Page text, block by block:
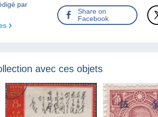
par
Share on
Facebook
avec ces objets